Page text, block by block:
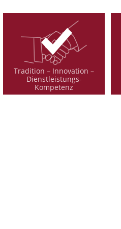
Tradition – Innovation –
Dienstleistungs-
Kompetenz